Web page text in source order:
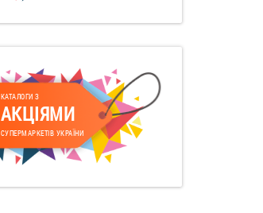
КАТАЛОГИ З
АКЦІЯМИ
СУПЕРМАРКЕТІВ УКРАЇНИ